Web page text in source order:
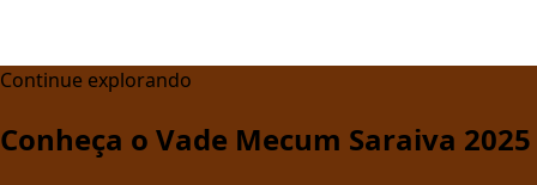
Continue explorando
Conheça o Vade Mecum Saraiva 2025